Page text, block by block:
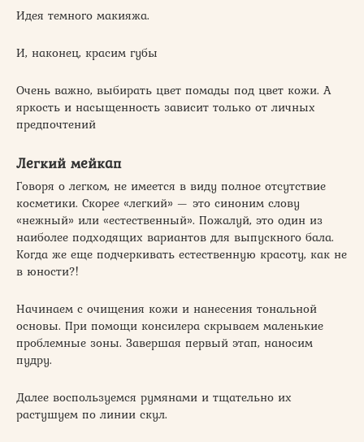
Идея темного макияжа.
И, наконец, красим губы
Очень важно, выбирать цвет помады под цвет кожи. А
яркость и насыщенность зависит только от личных
предпочтений
Легкий мейкап
Говоря о легком, не имеется в виду полное отсутствие
косметики. Скорее «легкий» — это синоним слову
«нежный» или «естественный». Пожалуй, это один из
наиболее подходящих вариантов для выпускного бала.
Когда же еще подчеркивать естественную красоту, как не
в юности?!
Начинаем с очищения кожи и нанесения тональной
основы. При помощи консилера скрываем маленькие
проблемные зоны. Завершая первый этап, наносим
пудру.
Далее воспользуемся румянами и тщательно их
растушуем по линии скул.